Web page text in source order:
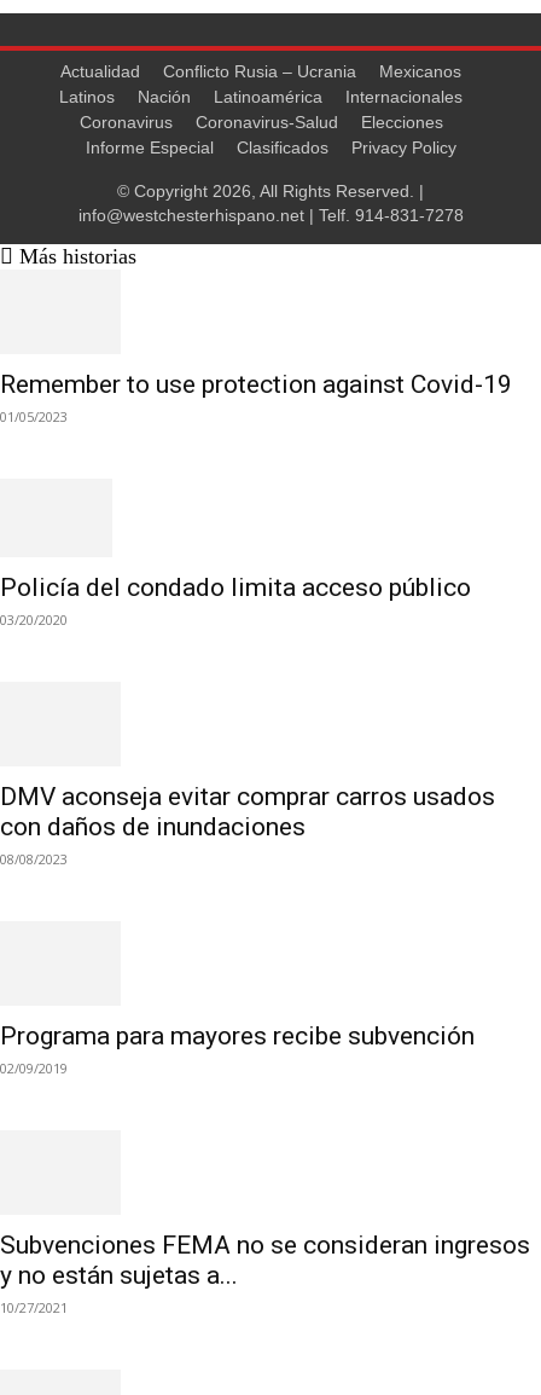
Actualidad Conflicto Rusia – Ucrania
Mexicanos
Latinos
Nación Latinoamérica
Internacionales
Coronavirus
Coronavirus-Salud
Elecciones
Informe Especial
Clasificados Privacy Policy
© Copyright 2026, All Rights Reserved. |
info@westchesterhispano.net| Telf. 914-831-7278
Más historias
Remember to use protection against Covid-19
01/05/2023
Policía del condado limita acceso público
03/20/2020
DMV aconseja evitar comprar carros usados
con daños de inundaciones
08/08/2023
Programa para mayores recibe subvención
02/09/2019
Subvenciones FEMA no se consideran ingresos
y no están sujetas a...
10/27/2021